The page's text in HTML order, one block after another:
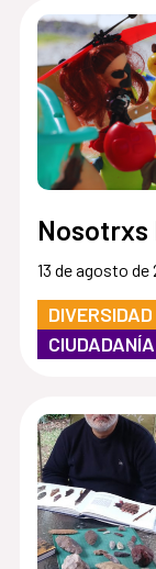
Nosotrxs
13 de agosto de